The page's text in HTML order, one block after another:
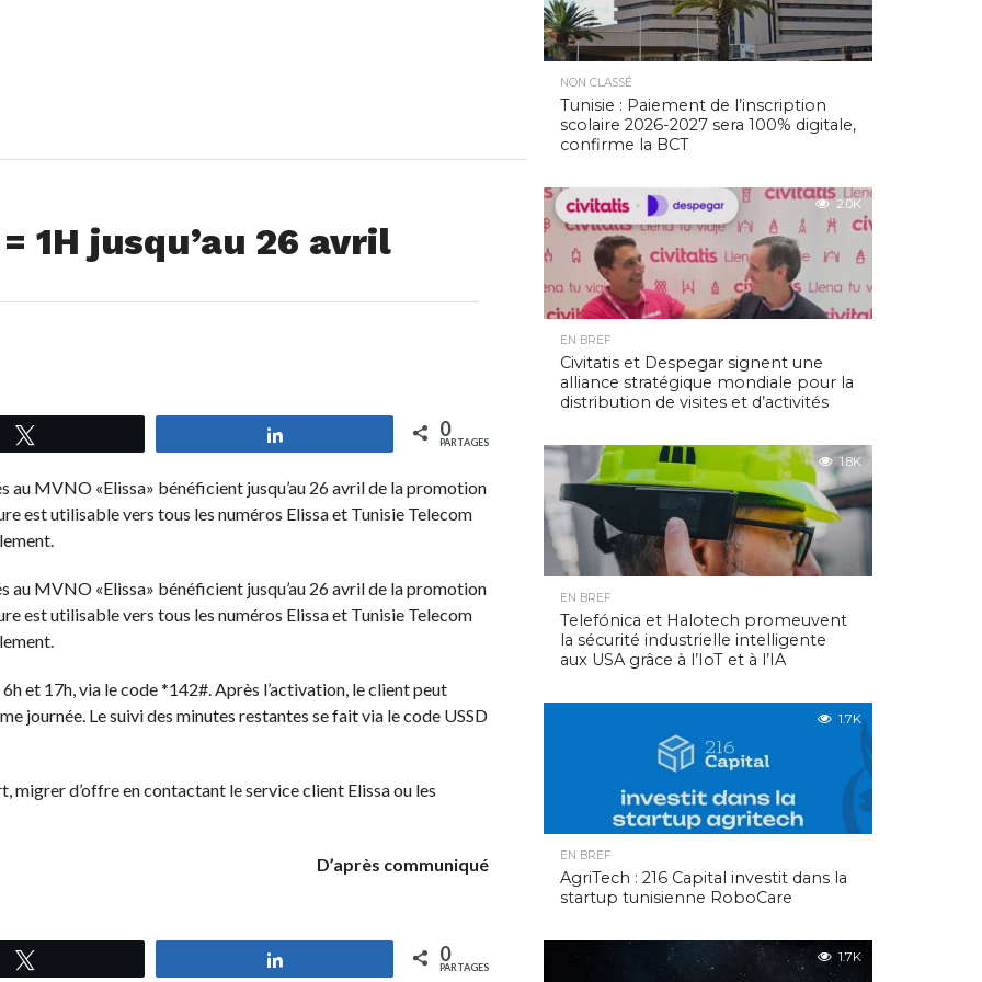
1H jusqu’au 26 avril
0
PARTAGES
au MVNO «Elissa» bénéficient jusqu’au 26 avril de la promotion
est utilisable vers tous les numéros Elissa et Tunisie Telecom
au MVNO «Elissa» bénéficient jusqu’au 26 avril de la promotion
est utilisable vers tous les numéros Elissa et Tunisie Telecom
et 17h, via le code *142#. Après l’activation, le client peut
journée. Le suivi des minutes restantes se fait via le code USSD
migrer d’offre en contactant le service client Elissa ou les
D’après communiqué
0
PARTAGES
NON CLASSÉ
Tunisie : Paiement de l’inscription
scolaire 2026-2027 sera 100% digitale,
confirme la BCT
2.0K
EN BREF
Civitatis et Despegar signent une
alliance stratégique mondiale pour la
distribution de visites et d’activités
1.8K
EN BREF
Telefónica et Halotech promeuvent
la sécurité industrielle intelligente
aux USA grâce à l’IoT et à l’IA
1.7K
EN BREF
AgriTech : 216 Capital investit dans la
startup tunisienne RoboCare
1.7K